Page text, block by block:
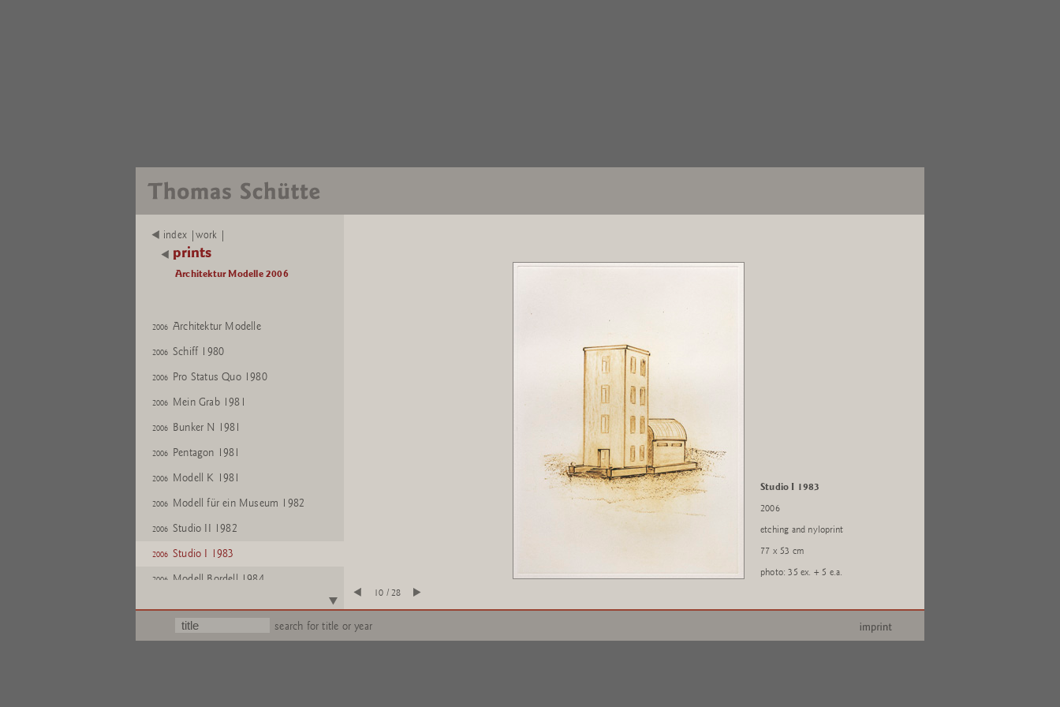
index |work |
prints
Architektur Modelle 2006
2006 Architektur Modelle
2006 Schiff 1980
2006 Pro Status Quo 1980
2006 Mein Grab 1981
2006 Bunker N 1981
2006 Pentagon 1981
2006 Modell K 1981
2006 Modell für ein Museum 1982
2006 Studio II 1982
2006 Studio I 1983
2006 Modell Bordell 1984
Motel 1986
Studio I 1983
2006
etching and nyloprint
77 x 53 cm
photo: 35 ex. + 5 e.a.
10 / 28
search for title or year